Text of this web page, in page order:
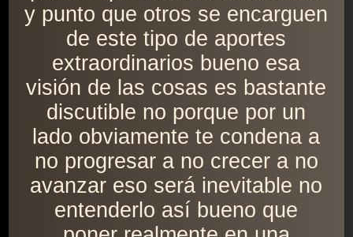
y punto que otros se encarguen
de este tipo de aportes
extraordinarios bueno esa
visión de las cosas es bastante
discutible no porque por un
lado obviamente te condena a
no progresar a no crecer a no
avanzar eso será inevitable no
entenderlo así bueno que